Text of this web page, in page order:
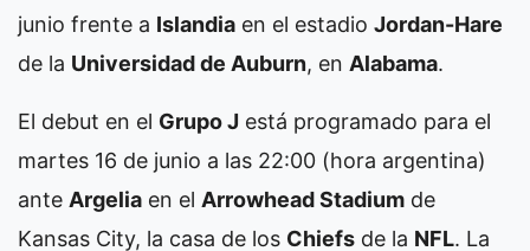
junio frente a Islandia en el estadio Jordan-Hare
de la Universidad de Auburn, en Alabama.
El debut en el Grupo J está programado para el
martes 16 de junio a las 22:00 (hora argentina)
ante Argelia en el Arrowhead Stadium de
Kansas City, la casa de los Chiefs de la NFL. La